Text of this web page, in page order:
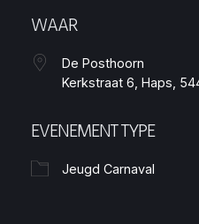
WAAR
De Posthoorn
Kerkstraat 6, Haps,
EVENEMENT TYPE
Jeugd Carnaval